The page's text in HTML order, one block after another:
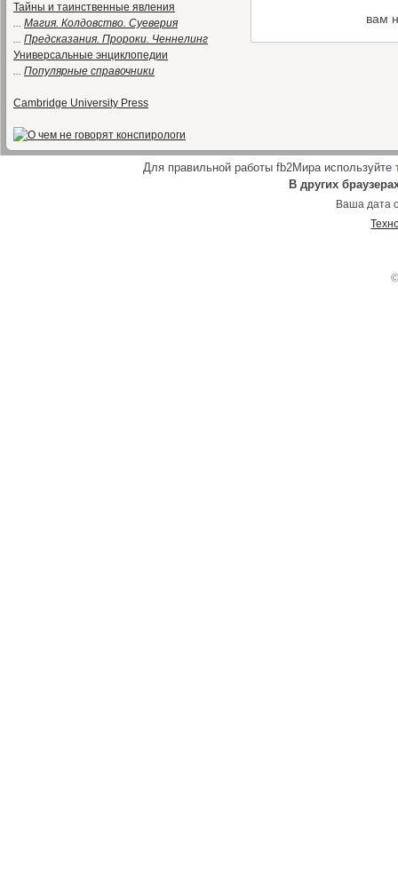
Тайны и таинственные явления
... Магия. Колдовство. Суеверия
... Предсказания. Пророки. Ченнелинг
Универсальные энциклопедии
... Популярные справочники
Cambridge University Press
вам
Для правильной работы fb2Мира используйте
В других
Ваша дата